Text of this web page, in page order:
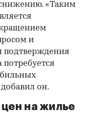
«Таким
и
подтверждения
потребуется
он.
на жилье